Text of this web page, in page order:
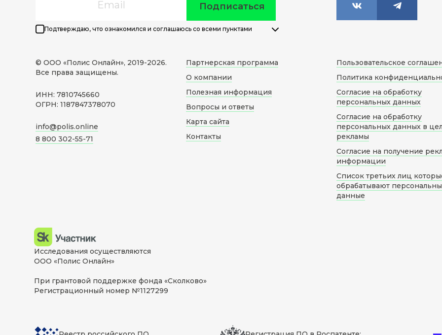
Подписаться
Подтверждаю, что ознакомился и соглашаюсь со всеми пунктами
© ООО «Полис Онлайн», 2019-2026.
Все права защищены.
ИНН: 7810745660
ОГРН: 1187847378070
info@polis.online
8 800 302-55-71
Партнерская программа
О компании
Полезная информация
Вопросы и ответы
Карта сайта
Контакты
Пользовательское
Политика
Согласие на обработку
персональных данных
Согласие на обработку
персональных данных в
рекламы
Согласие на получение
информации
Список третьих лиц
обрабатывают
данные
Исследования осуществляются
ООО «Полис Онлайн»
При грантовой поддержке фонда «Сколково»
Регистрационный номер №1127299